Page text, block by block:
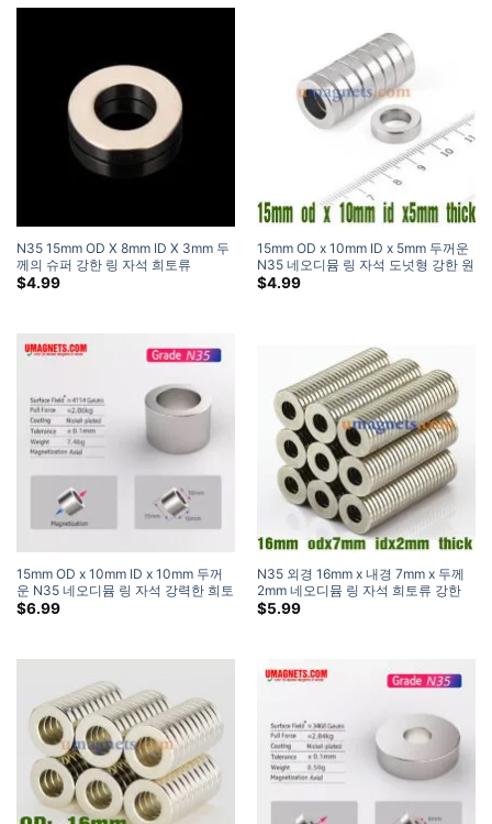
N35 15mm OD X 8mm ID X 3mm 두
께의 슈퍼 강한 링 자석 희토류
Neodymium Magnet 작은 원형 자석
$4.99
15mm OD x 10mm ID x 5mm 두꺼운
N35 네오디뮴 링 자석 도넛형 강한 원
형 튜브 자석 (5 팩)
$4.99
15mm OD x 10mm ID x 10mm 두꺼
운 N35 네오디뮴 링 자석 강력한 희토
류 도넛 자석 홈 (5 팩)
$6.99
N35 외경 16mm x 내경 7mm x 두께
2mm 네오디뮴 링 자석 희토류 강한
링 자석
$5.99